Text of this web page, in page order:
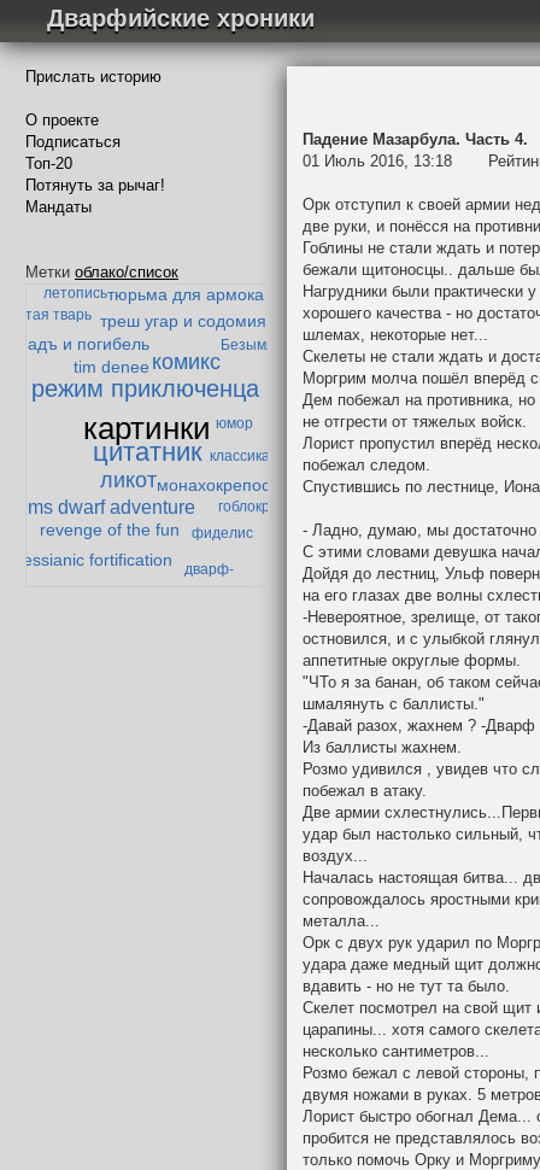
Дварфийские хроники
Прислать историю
О проекте
Подписаться
Топ-20
Потянуть за рычаг!
Мандаты
Метки облако/список
картинки
цитатник
режим приключенца
ликот
комикс
ms dwarf adventure
треш угар и содомия
tim denee
адъ и погибель
revenge of the fun
messianic fortification
тюрьма для армока
монахокрепость
фиделис
классика
дварф-
гоблокрепость
юмор
летопись
тварь
ленивый жаб
Безымянный
Падение Мазарбула. Часть 4.
01 Июль 2016, 13:18
Орк отступил к своей армии
две руки, и понёсся на
Гоблины не стали ждать и
бежали щитоносцы.. дальше
Нагрудники были практически
хорошего качества - но
шлемах, некоторые нет...
Скелеты не стали ждать и
Моргрим молча пошёл вперёд
Дем побежал на противника,
не отгрести от тяжелых войск.
Лорист пропустил вперёд
побежал следом.
Спустившись по лестнице,
- Ладно, думаю, мы достаточно
С этими словами девушка
Дойдя до лестниц, Ульф
на его глазах две волны
-Невероятное, зрелище, от
остновился, и с улыбкой
аппетитные округлые формы.
"ЧТо я за банан, об таком
шмалянуть с баллисты."
-Давай разох, жахнем ? -Дварф
Из баллисты жахнем.
Розмо удивился , увидев что
побежал в атаку.
Две армии
удар был настолько сильный,
воздух...
Началась настоящая битва...
сопровождалось яростными
металла...
Орк с двух рук ударил по
удара даже медный щит
вдавить - но не тут та было.
Скелет посмотрел на свой
царапины... хотя самого
несколько сантиметров...
Розмо бежал с левой стороны,
двумя ножами в руках. 5
Лорист быстро обогнал Дема...
пробится не представлялось
только помочь Орку и